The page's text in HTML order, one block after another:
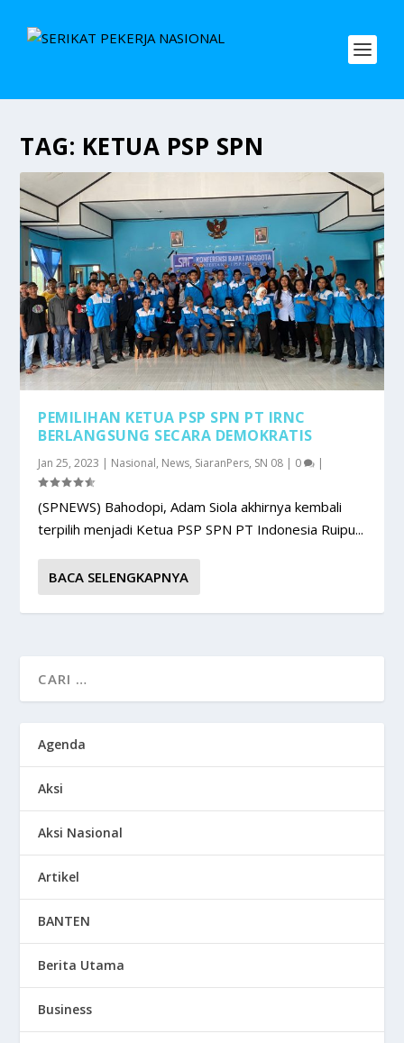
TAG: KETUA PSP SPN
PEMILIHAN KETUA PSP SPN PT IRNC
BERLANGSUNG SECARA DEMOKRATIS
Jan 25, 2023 | Nasional, News, SiaranPers, SN 08 | 0 |
(SPNEWS) Bahodopi, Adam Siola akhirnya kembali
terpilih menjadi Ketua PSP SPN PT Indonesia Ruipu...
BACA SELENGKAPNYA
Agenda
Aksi
Aksi Nasional
Artikel
BANTEN
Berita Utama
Business